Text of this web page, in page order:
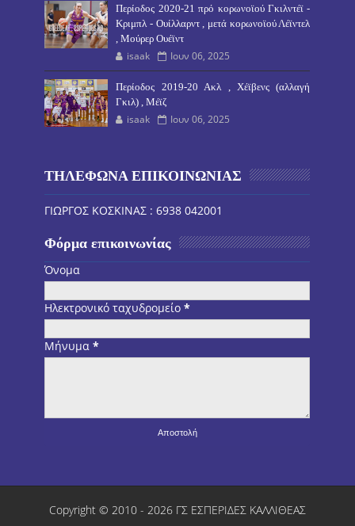
Περίοδος 2020-21 πρό κορωνοϊού Γκιλντέϊ -
Κριμπλ - Ουίλλαρντ , μετά κορωνοϊού Λέϊντελ
, Μούρερ Ουέϊντ
isaak Ιουν 06, 2025
Περίοδος 2019-20 Ακλ , Χέϊβενς (αλλαγή
Γκιλ) , Μέϊζ
isaak Ιουν 06, 2025
ΤΗΛΕΦΩΝΑ ΕΠΙΚΟΙΝΩΝΙΑΣ
ΓΙΩΡΓΟΣ ΚΟΣΚΙΝΑΣ : 6938 042001
Φόρμα επικοινωνίας
Όνομα
Ηλεκτρονικό ταχυδρομείο*
Μήνυμα*
Copyright © 2010 - 2026 ΓΣ ΕΣΠΕΡΙΔΕΣ ΚΑΛΛΙΘΕΑΣ